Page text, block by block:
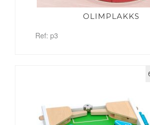
OLIMPLAKKS
Ref: p3